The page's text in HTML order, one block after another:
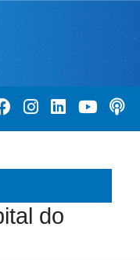
do